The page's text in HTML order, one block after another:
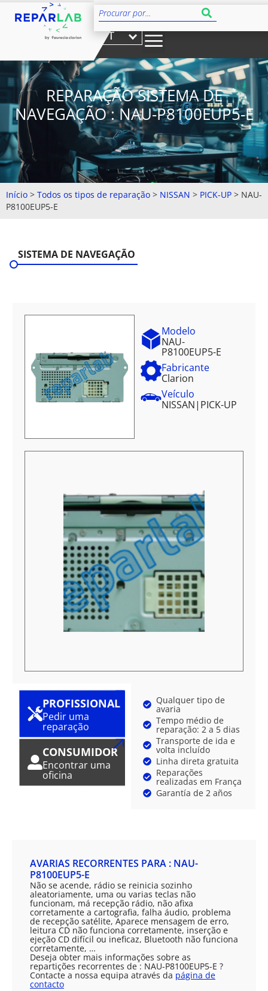
PT
REPARAÇÃO SISTEMA DE
NAVEGAÇÃO : NAU-P8100EUP5-E
Início > Todos os tipos de reparação > NISSAN > PICK-UP > NAU-
P8100EUP5-E
SISTEMA DE NAVEGAÇÃO
Modelo
NAU-
P8100EUP5-E
Fabricante
Clarion
Veículo
NISSAN| PICK-UP
PROFISSIONAL
Pedir uma
reparação
CONSUMIDOR
Encontrar uma
oficina
Qualquer tipo de
avaria
Tempo médio de
reparação: 2 a 5 dias
Transporte de ida e
volta incluído
Linha direta gratuita
Reparações
realizadas em França
Garantía de 2 años
AVARIAS RECORRENTES PARA : NAU-
P8100EUP5-E
Não se acende, rádio se reinicia sozinho
aleatoriamente, uma ou varias teclas não
funcionam, má recepção rádio, não afixa
corretamente a cartografia, falha áudio, problema
de recepção satélite, Aparece mensagem de erro,
leitura CD não funciona corretamente, inserção e
ejeção CD difícil ou ineficaz, Bluetooth não funciona
corretamente, …
Deseja obter mais informações sobre as
repartições recorrentes de : NAU-P8100EUP5-E ?
Contacte a nossa equipa através da página de
contacto